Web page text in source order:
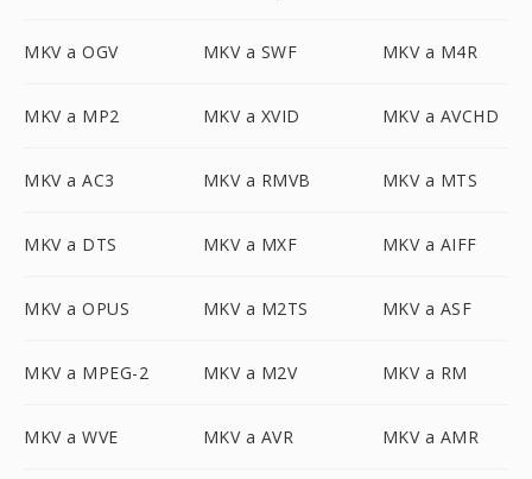
MKV a OGV MKV a SWF MKV a M4R
MKV a MP2 MKV a XVID MKV a AVCHD
MKV a AC3 MKV a RMVB MKV a MTS
MKV a DTS MKV a MXF MKV a AIFF
MKV a OPUS MKV a M2TS MKV a ASF
MKV a MPEG-2 MKV a M2V MKV a RM
MKV a WVE MKV a AVR MKV a AMR